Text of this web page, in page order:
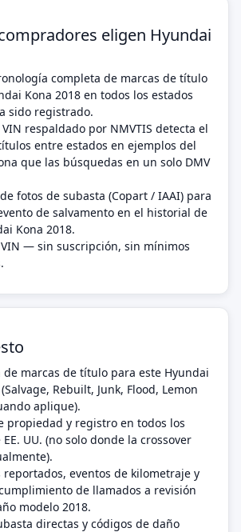
eligen Hyundai
completa de marcas de título
Kona 2018 en todos los estados
sido registrado.
respaldado por NMVTIS detecta el
entre estados en ejemplos del
que las búsquedas en un solo DMV
fotos de subasta (Copart / IAAI) para
de salvamento en el historial de
Kona 2018.
— sin suscripción, sin mínimos
de marcas de título para este Hyundai
Rebuilt, Junk, Flood, Lemon
aplique).
propiedad y registro en todos los
UU. (no solo donde la crossover
reportados, eventos de kilometraje y
de llamados a revisión
modelo 2018.
directas y códigos de daño